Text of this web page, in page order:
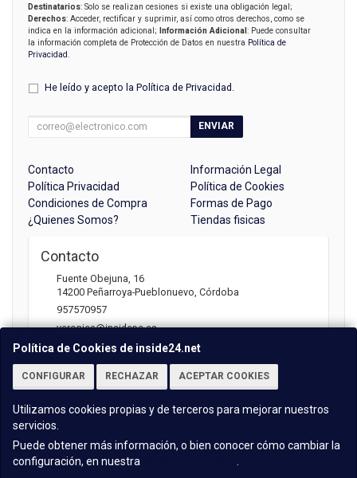
Política de Cookies de inside24.net
CONFIGURAR RECHAZAR ACEPTAR COOKIES
Utilizamos cookies propias y de terceros para mejorar nuestros
servicios.
Puede obtener más información, o bien conocer cómo cambiar la
configuración, en nuestra
Destinatarios: Solo se realizan cesiones si existe una obligación legal;
Derechos: Acceder, rectificar y suprimir, así como otros derechos, como se
indica en la información adicional;
Información Adicional : Puede consultar
la información completa de Protección de Datos en nuestra Política de
Privacidad
He leído y acepto la Política de Privacidad .
ENVIAR
Contacto
Información Legal
Política Privacidad
Política de Cookies
Condiciones de Compra
Formas de Pago
¿Quienes Somos?
Tiendas fisicas
Contacto
Fuente Obejuna, 16
14200 Peñarroya-Pueblonuevo, Córdoba
957570957
veronica@insidepc.es
Horario
Atención telefónica: 09:30 - 13:30 | 17:00 -20:30
, , , , España. - C.I.F.: B14701718 - Tfno: